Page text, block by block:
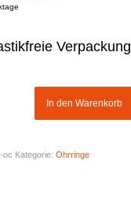
Verpackung
In den Warenkorb
oc Kategorie: Ohrringe